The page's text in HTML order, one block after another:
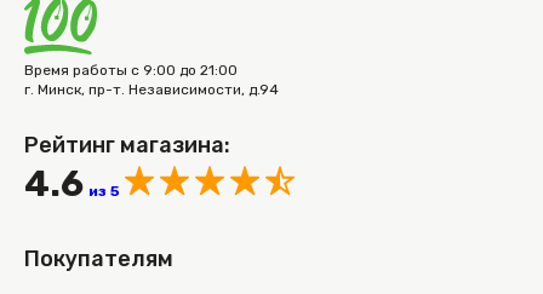
Время работы с 9:00 до 21:00
г. Минск, пр-т. Независимости, д.94
Рейтинг магазина:
4.6 из 5
Покупателям